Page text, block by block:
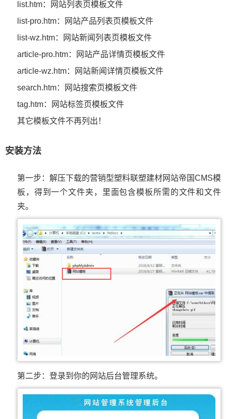
list.htm：网站列表页模板文件
list-pro.htm：网站产品列表页模板文件
list-wz.htm：网站新闻列表页模板文件
article-pro.htm：网站产品详情页模板文件
article-wz.htm：网站新闻详情页模板文件
search.htm：网站搜索页模板文件
tag.htm：网站标签页模板文件
其它模板文件不再列出！
安装方法
第一步：解压下载的营销型塑料联塑建材网站帝国CMS模
板，得到一个文件夹，里面包含模板所需的文件和文件
夹。
第二步：登录到你的网站后台管理系统。